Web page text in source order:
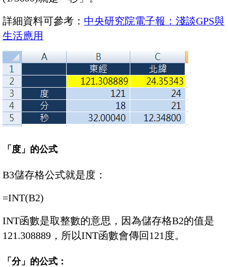
詳細資料可參考： 中央研究院電子報：淺談GPS與
生活應用
「度」的公式
B3儲存格公式就是度：
=INT(B2)
INT函數是取整數的意思，因為儲存格B2的值是
121.308889，所以INT函數會傳回121度。
「分」的公式：